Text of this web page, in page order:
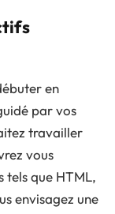
en
par vos
travailler
vous
tels que HTML,
envisagez une